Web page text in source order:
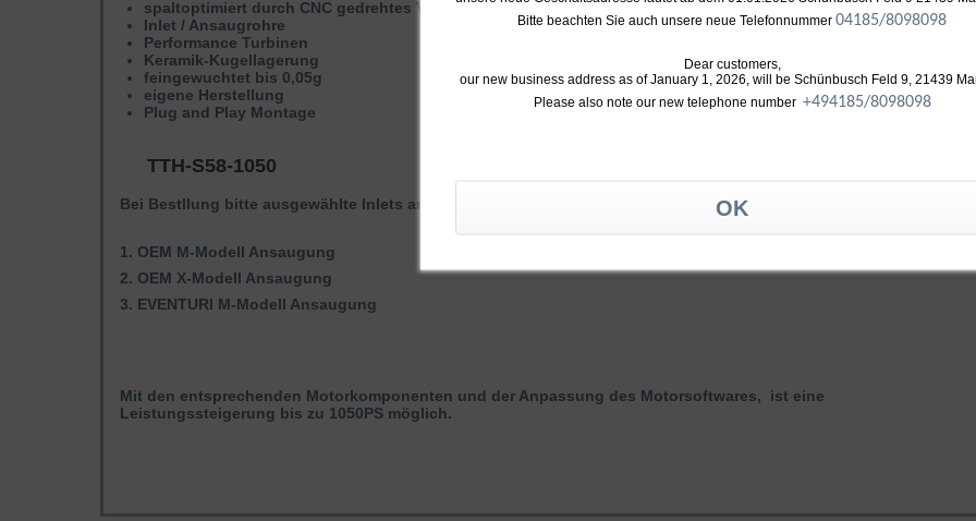
spaltoptimiert durch CNC gedrehtes Verdichtergehäuse und Abgasgehäuse
Inlet / Ansaugrohre
Performance Turbinen
Keramik-Kugellagerung
feingewuchtet bis 0,05g
eigene Herstellung
Plug and Play Montage
TTH-S58-1050
Bei Bestllung bitte ausgewählte Inlets angeben
1. OEM M-Modell Ansaugung
2. OEM X-Modell Ansaugung
3. EVENTURI M-Modell Ansaugung
Mit den entsprechenden Motorkomponenten und der Anpassung des Motorsoftwares, ist eine
Leistungssteigerung bis zu 1050PS möglich.
Bitte beachten Sie auch unsere neue Telefonnummer 04185/8098098
Dear customers,
our new business address as of January 1, 2026, will be Schünbusch Feld 9, 21439
Please also note our new telephone number +494185/8098098